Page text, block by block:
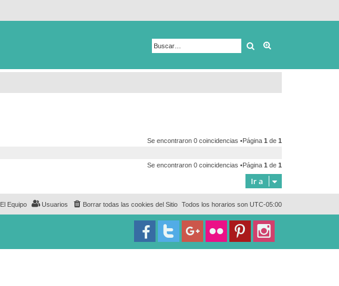
Buscar
Se encontraron 0 coincidencias •Página 1 de 1
Se encontraron 0 coincidencias •Página 1 de 1
Ir a
Todos los horarios son UTC-05:00
Borrar todas las cookies del Sitio
Usuarios
El Equipo